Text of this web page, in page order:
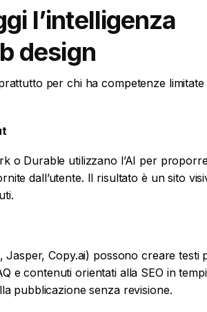
l’intelligenza
design
per chi ha competenze
o Durable utilizzano l’AI per
dall’utente. Il risultato è un sito
Jasper, Copy.ai) possono creare testi
e contenuti orientati alla SEO in
pubblicazione senza revisione.